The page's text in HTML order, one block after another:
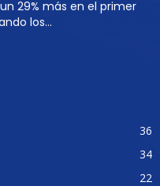
29% más en el primer
los...
36
34
22